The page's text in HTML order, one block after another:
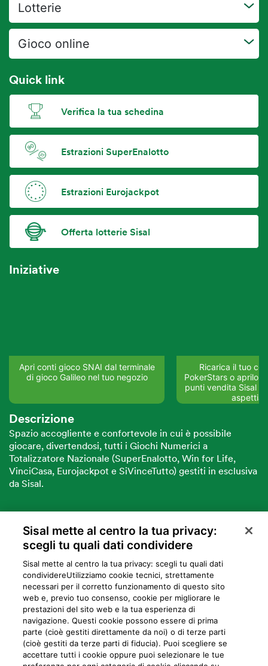
Lotterie
Gioco online
Quick link
Verifica la tua schedina
Estrazioni SuperEnalotto
Estrazioni Eurojackpot
Offerta lotterie Sisal
Iniziative
Apri conti gioco SNAI dal terminale
di gioco Galileo nel tuo negozio
Ricarica il tuo
PokerStars o aprilo
punti vendita Sisal
Descrizione
Spazio accogliente e confortevole in cui è possibile
giocare, divertendosi, tutti i Giochi Numerici a
Totalizzatore Nazionale (SuperEnalotto, Win for Life,
VinciCasa, Eurojackpot e SiVinceTutto) gestiti in esclusiva
da Sisal.
VUOI DIVENTARE PARTNER SISAL?
Privacy Cookie Mappa del sito Preferiti Iniziative
Programma
fedeltà
Sisal mette al centro la tua privacy:
scegli tu quali dati condividere
Sisal mette al centro la tua privacy: scegli tu quali dati
condividere​Utilizziamo cookie tecnici, strettamente
necessari per il corretto funzionamento di questo sito
web e, previo tuo consenso, cookie per migliorare le
prestazioni del sito web e la tua esperienza di
navigazione. Questi cookie possono essere di prima
parte (cioè gestiti direttamente da noi) o di terze parti
(cioè gestiti da terze parti di fiducia). Puoi scegliere se
accettare tutti i cookie oppure puoi selezionare le tue